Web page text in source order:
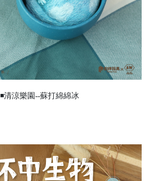
◾清涼樂園--蘇打綿綿冰